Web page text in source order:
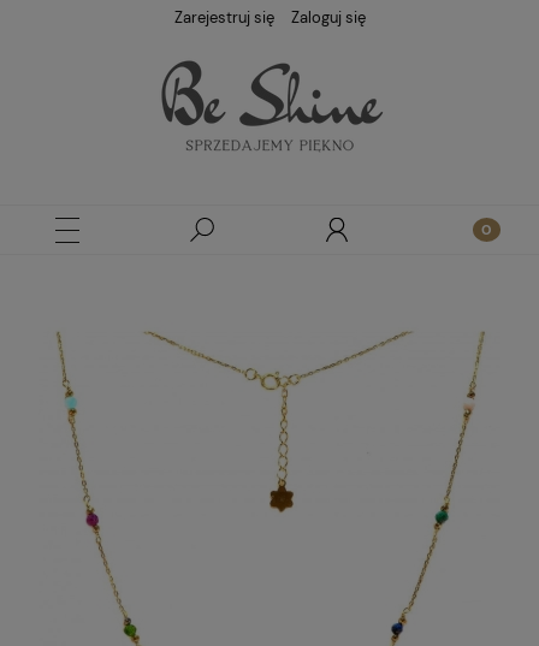
Zarejestruj się Zaloguj się